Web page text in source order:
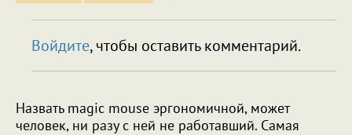
Войдите, чтобы оставить комментарий.
Назвать magic mouse эргономичной, может
человек, ни разу с ней не работавший. Самая